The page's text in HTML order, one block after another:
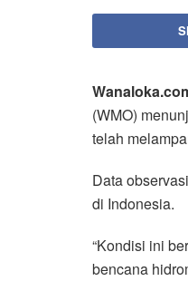
(WMO)
telah
Data
di Indonesia.
“Kondisi ini
bencana